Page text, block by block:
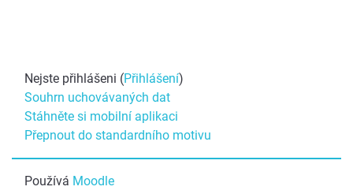
Nejste přihlášeni (Přihlášení)
Souhrn uchovávaných dat
Stáhněte si mobilní aplikaci
Přepnout do standardního motivu
Používá Moodle